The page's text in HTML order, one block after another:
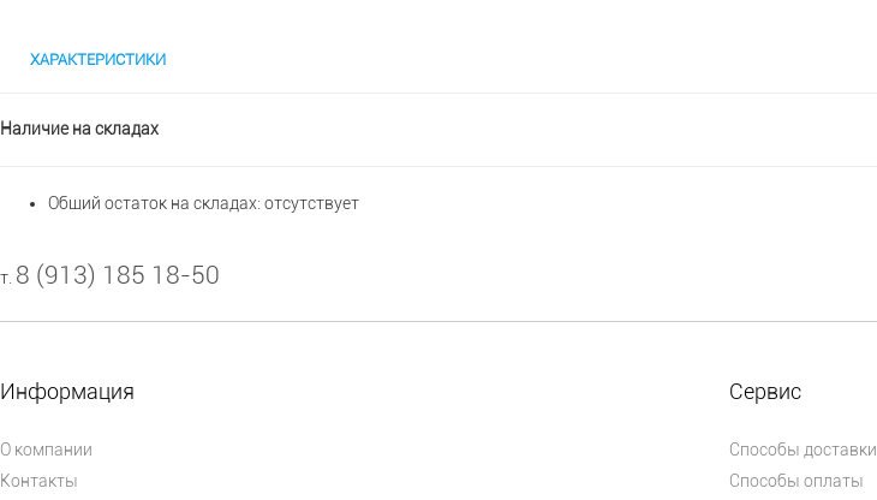
ХАРАКТЕРИСТИКИ
Наличие на складах
Общий остаток на складах: отсутствует
т. 8 (913) 185 18-50
Информация
О компании
Контакты
Сервис
Способы доставки
Способы оплаты